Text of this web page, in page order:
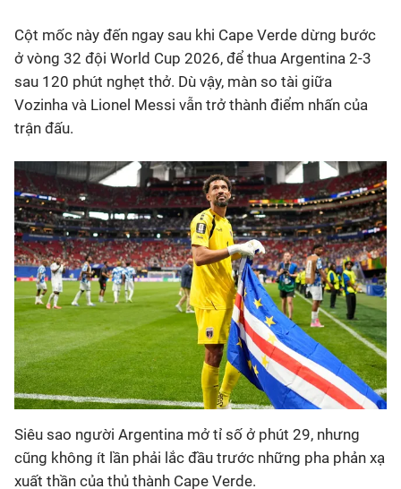
Cột mốc này đến ngay sau khi Cape Verde dừng bước
ở vòng 32 đội World Cup 2026, để thua Argentina 2-3
sau 120 phút nghẹt thở. Dù vậy, màn so tài giữa
Vozinha và Lionel Messi vẫn trở thành điểm nhấn của
trận đấu.
Siêu sao người Argentina mở tỉ số ở phút 29, nhưng
cũng không ít lần phải lắc đầu trước những pha phản xạ
xuất thần của thủ thành Cape Verde.